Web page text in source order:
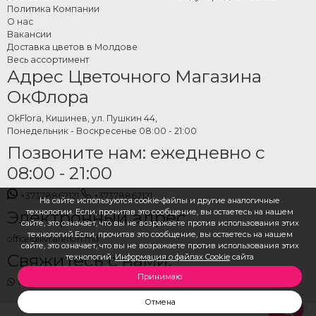
На сайте используются cookie-файлы и другие аналогичные
технологии. Если, прочитав это сообщение, вы остаетесь на нашем
сайте, это означает, что вы не возражаете против использования этих
технологий.Если, прочитав это сообщение, вы остаетесь на нашем
сайте, это означает, что вы не возражаете против использования этих
технологий.Информация о файлах Cookie сайта
Принимаю
Отмена
подготовке цветов и своевременной доставке по Кишиневу и всей
Молдове.
Политика Компании
О нас
Вакансии
Доставка цветов в Молдове
Весь ассортимент
Адрес Цветочного Магазина
ОкФлора
OkFlora, Кишинев, ул. Пушкин 44,
Понедельник - Воскресенье 08:00 - 21:00
Позвоните нам: ежедневно с
08:00 - 21:00
+37378862121 +37378862121
Электронный адрес
office@livrareflori.md
Свяжитесь с нами:
whatsapp